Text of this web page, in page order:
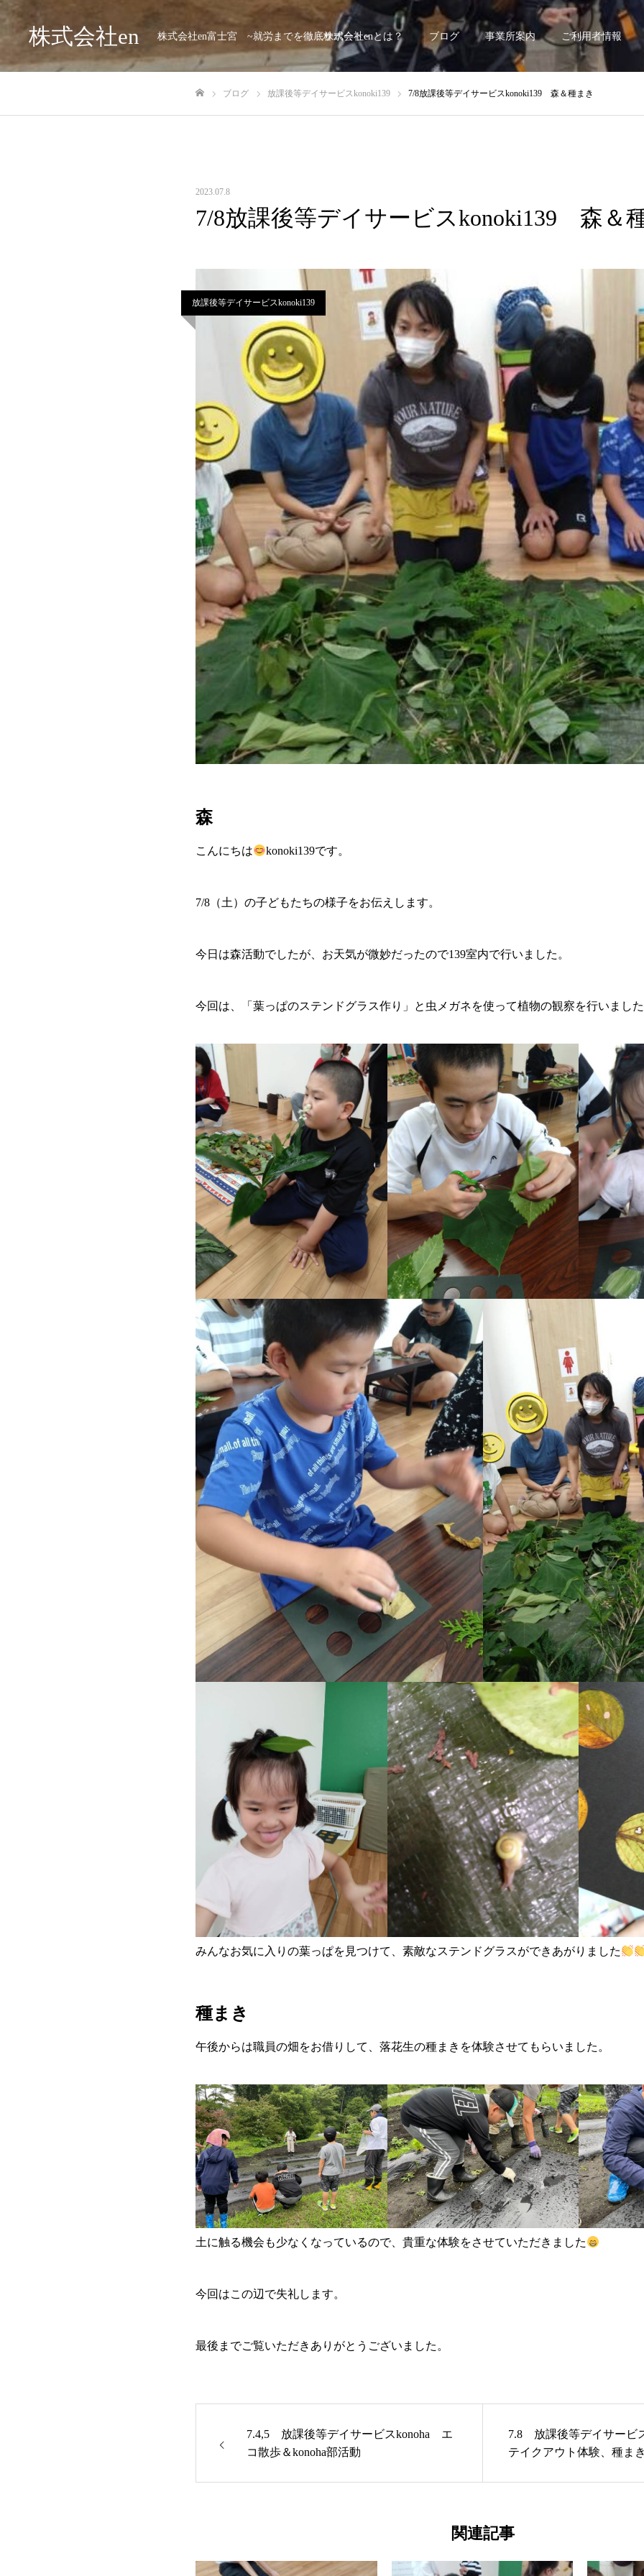
株式会社en 株式会社en富士宮 ~就労までを徹底サポート~
株式会社enとは？ ブログ 事業所案内 ご利用者情報
ブログ 放課後等デイサービスkonoki139 7/8放課後等デイサービスkonoki139 森＆種まき
2023.07.8
7/8放課後等デイサービスkonoki139 森＆
放課後等デイサービスkonoki139
森
こんにちは konoki139です。
7/8（土）の子どもたちの様子をお伝えします。
今日は森活動でしたが、お天気が微妙だったので139室内で行いました。
今回は、「葉っぱのステンドグラス作り」と虫メガネを使って植物の観察を行いまし
みんなお気に入りの葉っぱを見つけて、素敵なステンドグラスができあがりました
種まき
午後からは職員の畑をお借りして、落花生の種まきを体験させてもらいました。
土に触る機会も少なくなっているので、貴重な体験をさせていただきました
今回はこの辺で失礼します。
最後までご覧いただきありがとうございました。
7.4,5 放課後等デイサービスkonoha エ
コ散歩＆konoha部活動
7.8 放課後等デイサービ
テイクアウト体験、種ま
関連記事